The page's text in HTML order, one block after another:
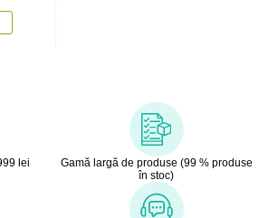
lei
Gamă largă de produse (99 % produse
în stoc)